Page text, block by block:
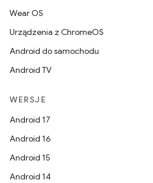
Wear OS
Urządzenia z ChromeOS
Android do samochodu
Android TV
WERSJE
Android 17
Android 16
Android 15
Android 14